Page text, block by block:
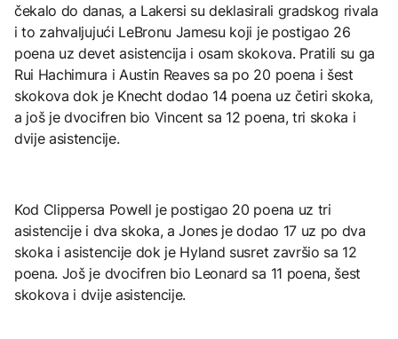
čekalo do danas, a Lakersi su deklasirali gradskog rivala
i to zahvaljujući LeBronu Jamesu koji je postigao 26
poena uz devet asistencija i osam skokova. Pratili su ga
Rui Hachimura i Austin Reaves sa po 20 poena i šest
skokova dok je Knecht dodao 14 poena uz četiri skoka,
a još je dvocifren bio Vincent sa 12 poena, tri skoka i
dvije asistencije.
Kod Clippersa Powell je postigao 20 poena uz tri
asistencije i dva skoka, a Jones je dodao 17 uz po dva
skoka i asistencije dok je Hyland susret završio sa 12
poena. Još je dvocifren bio Leonard sa 11 poena, šest
skokova i dvije asistencije.